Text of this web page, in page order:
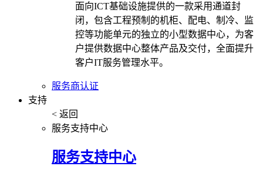
面向ICT基础设施提供的一款采用通道封
闭，包含工程预制的机柜、配电、制冷、监
控等功能单元的独立的小型数据中心，为客
户提供数据中心整体产品及交付，全面提升
客户IT服务管理水平。
服务商认证
支持
< 返回
服务支持中心
服务支持中心